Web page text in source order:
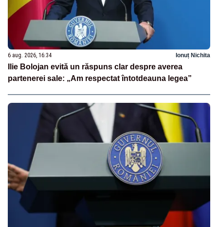
6 aug. 2026, 16:34 Ionuț Nichita
Ilie Bolojan evită un răspuns clar despre averea
partenerei sale: „Am respectat întotdeauna legea”